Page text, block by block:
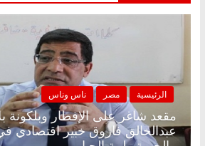
الرئيسية مصر ناس وناس
مقعد شاغر على الإفطار وبلكونة
عبدالخالق فاروق خبير اقتصادي